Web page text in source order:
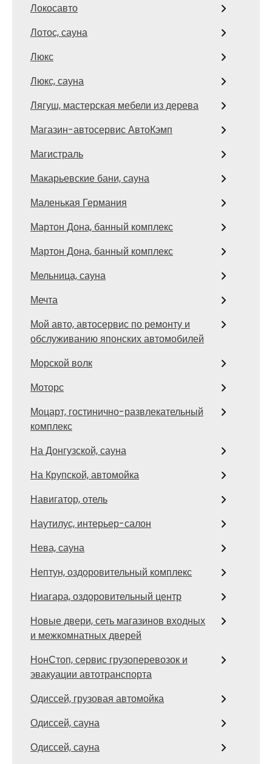
Локосавто
Лотос, сауна
Люкс
Люкс, сауна
Лягуш, мастерская мебели из дерева
Магазин-автосервис АвтоКэмп
Магистраль
Макарьевские бани, сауна
Маленькая Германия
Мартон Дона, банный комплекс
Мартон Дона, банный комплекс
Мельница, сауна
Мечта
Мой авто, автосервис по ремонту и
обслуживанию японских автомобилей
Морской волк
Моторс
Моцарт, гостинично-развлекательный
комплекс
На Донгузской, сауна
На Крупской, автомойка
Навигатор, отель
Наутилус, интерьер-салон
Нева, сауна
Нептун, оздоровительный комплекс
Ниагара, оздоровительный центр
Новые двери, сеть магазинов входных
и межкомнатных дверей
НонСтоп, сервис грузоперевозок и
эвакуации автотранспорта
Одиссей, грузовая автомойка
Одиссей, сауна
Одиссей, сауна